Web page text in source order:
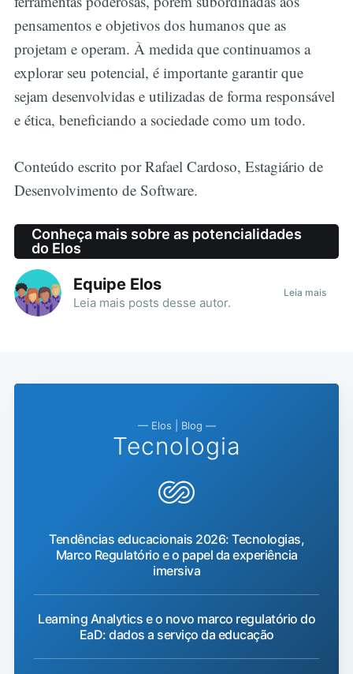
pensamentos e objetivos dos humanos que as
projetam e operam. À medida que continuamos a
explorar seu potencial, é importante garantir que
sejam desenvolvidas e utilizadas de forma responsável
e ética, beneficiando a sociedade como um todo.
Conteúdo escrito por Rafael Cardoso, Estagiário de
Desenvolvimento de Software.
Conheça mais sobre as potencialidades
do Elos
Equipe Elos
Leia mais posts desse autor.
Leia mais
— Elos | Blog —
Tecnologia
Tendências educacionais 2026: Tecnologias,
Marco Regulatório e o papel da experiência
imersiva
Learning Analytics e o novo marco regulatório do
EaD: dados a serviço da educação